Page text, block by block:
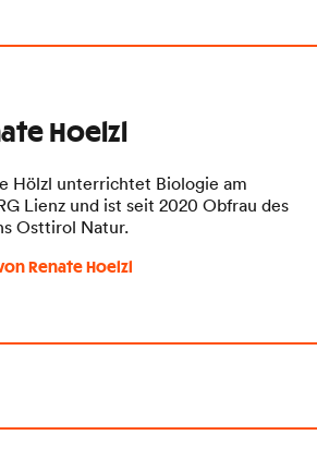
Hoelzl
Hölzl unterrichtet Biologie am
Lienz und ist seit 2020 Obfrau des
Osttirol Natur.
Renate Hoelzl